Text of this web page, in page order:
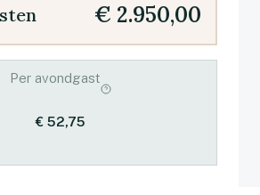
€ 2.950,00
Per avondgast
€ 52,75